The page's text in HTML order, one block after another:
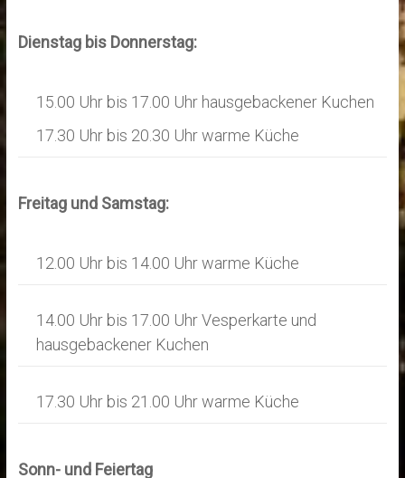
Dienstag bis Donnerstag:
15.00 Uhr bis 17.00 Uhr hausgebackener Kuchen
17.30 Uhr bis 20.30 Uhr warme Küche
Freitag und Samstag:
12.00 Uhr bis 14.00 Uhr warme Küche
14.00 Uhr bis 17.00 Uhr Vesperkarte und
hausgebackener Kuchen
17.30 Uhr bis 21.00 Uhr warme Küche
Sonn- und Feiertag